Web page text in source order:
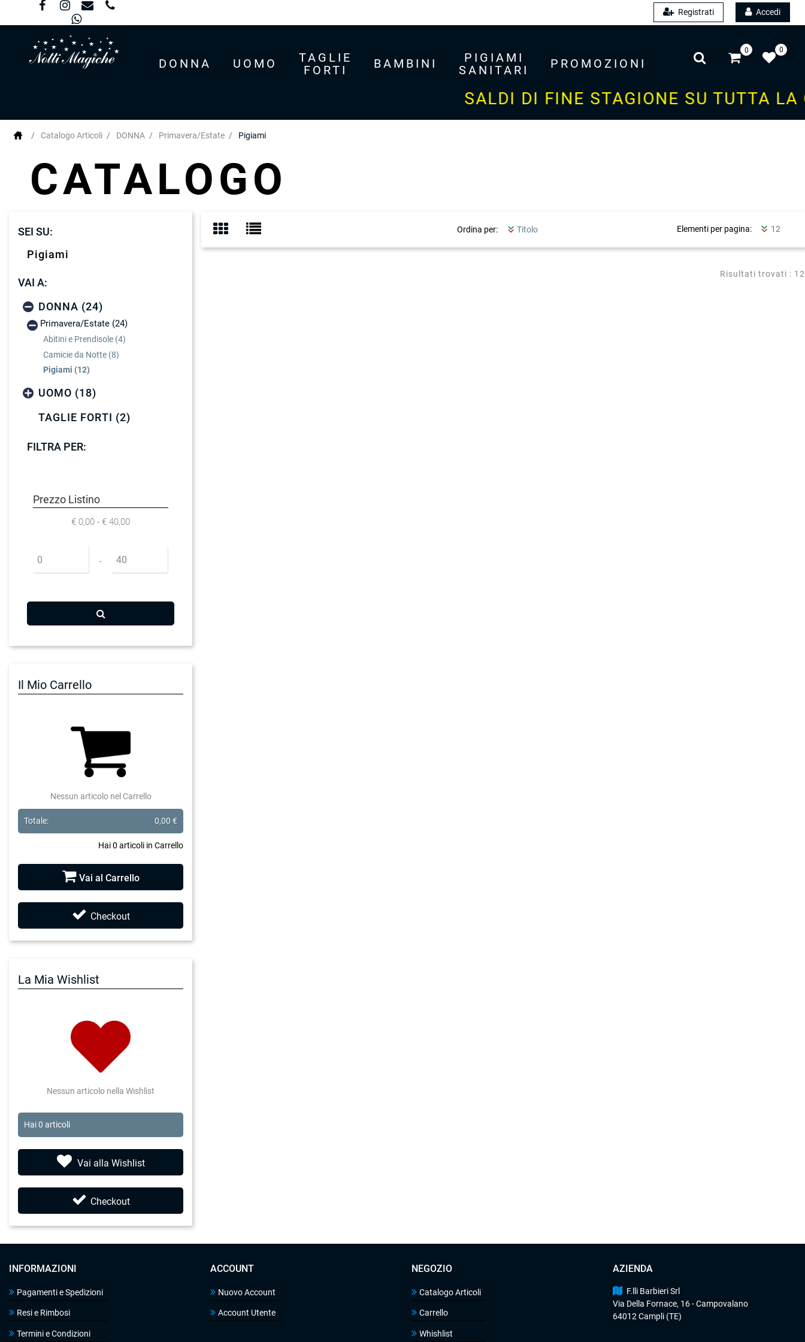
Registrati Accedi
DONNA UOMO
TAGLIE
FORTI
BAMBINI
PIGIAMI
SANITARI
PROMOZIONI
0 0
SALDI DI FINE STAGIONE SU TUTTA LA
Catalogo Articoli DONNA Primavera/Estate Pigiami
CATALOGO
SEI SU:
Pigiami
VAI A:
DONNA (24)
Primavera/Estate (24)
Abitini e Prendisole (4)
Camicie da Notte (8)
Pigiami (12)
UOMO (18)
TAGLIE FORTI (2)
FILTRA PER:
Prezzo Listino
€ 0,00 - € 40,00
Prezzo minimo - Prezzo massimo
Il Mio Carrello
Nessun articolo nel Carrello
Hai0 articoli in Carrello
Totale: 0,00 €
Vai al Carrello
Checkout
La Mia Wishlist
Nessun articolo nella Wishlist
Hai0 articoli
Vai alla Wishlist
Checkout
Ordina per: Elementi per pagina:
Risultati trovati : 12
INFORMAZIONI
Pagamenti e Spedizioni
Resi e Rimbosi
Termini e Condizioni
ACCOUNT
Nuovo Account
Account Utente
NEGOZIO
Catalogo Articoli
Carrello
Whishlist
AZIENDA
F.lli Barbieri Srl
Via Della Fornace, 16 - Campovalano
64012 Campli (TE)